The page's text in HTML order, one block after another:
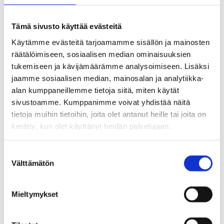
Tämä sivusto käyttää evästeitä
Käytämme evästeitä tarjoamamme sisällön ja mainosten
räätälöimiseen, sosiaalisen median ominaisuuksien
tukemiseen ja kävijämäärämme analysoimiseen. Lisäksi
jaamme sosiaalisen median, mainosalan ja analytiikka-
alan kumppaneillemme tietoja siitä, miten käytät
sivustoamme. Kumppanimme voivat yhdistää näitä
tietoja muihin tietoihin, joita olet antanut heille tai joita on
kerätty, kun olet käyttänyt heidän palvelujaan.
Välttämätön
Mieltymykset
tapahtumakalenteri, josta voit kätevästi tutustua
Tuusulassa lähikuukausina järjestettäviin
tapahtumiin.
Tuusulan asukaslehden välissä on tuhti Tuusula
rakentaa 2025‒2026 -liite, johon on koottu asiaa
kunnan monista rakennushankkeista sekä tietoa
rakentamista pohtiville. Liitteessä on myös
Jos asukaslehti ei löydä perille postilaatikkoosi,
voit noutaa oman painetun kappaleesi Tuusulan